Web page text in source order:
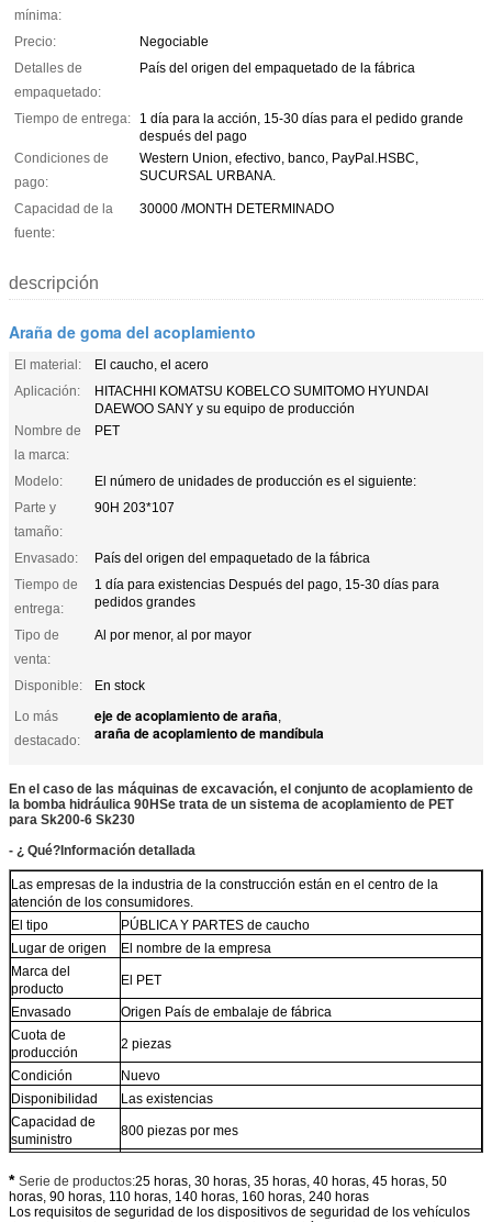
mínima:
Precio:
Negociable
Detalles de
empaquetado:
País del origen del empaquetado de la fábrica
Tiempo de entrega:
1 día para la acción, 15-30 días para el pedido grande
después del pago
Condiciones de
pago:
Western Union, efectivo, banco, PayPal.HSBC,
SUCURSAL URBANA.
Capacidad de la
fuente:
30000 /MONTH DETERMINADO
descripción
Araña de goma del acoplamiento
El material:
El caucho, el acero
Aplicación:
HITACHHI KOMATSU KOBELCO SUMITOMO HYUNDAI
DAEWOO SANY y su equipo de producción
Nombre de
la marca:
PET
Modelo:
El número de unidades de producción es el siguiente:
Parte y
tamaño:
90H 203*107
Envasado:
País del origen del empaquetado de la fábrica
Tiempo de
entrega:
1 día para existencias Después del pago, 15-30 días para
pedidos grandes
Tipo de
venta:
Al por menor, al por mayor
Disponible:
En stock
Lo más
destacado:
eje de acoplamiento de araña,
araña de acoplamiento de mandíbula
En el caso de las máquinas de excavación, el conjunto de acoplamiento de
la bomba hidráulica 90HSe trata de un sistema de acoplamiento de PET
para Sk200-6 Sk230
- ¿ Qué?Información detallada
Las empresas de la industria de la construcción están en el centro de la
atención de los consumidores.
El tipo
PÚBLICA Y PARTES de caucho
Lugar de origen
El nombre de la empresa
Marca del
producto
El PET
Envasado
Origen País de embalaje de fábrica
Cuota de
producción
2 piezas
Condición
Nuevo
Disponibilidad
Las existencias
Capacidad de
suministro
800 piezas por mes
Puerto
de los productos incluidos en la muestra es el precio de
exportación.
* Serie de productos:25 horas, 30 horas, 35 horas, 40 horas, 45 horas, 50
horas, 90 horas, 110 horas, 140 horas, 160 horas, 240 horas
Los requisitos de seguridad de los dispositivos de seguridad de los vehículos